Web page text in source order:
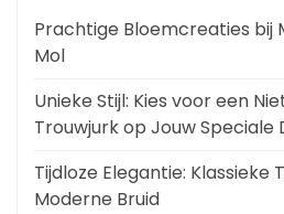
Prachtige Bloemcreaties bij
Mol
Unieke Stijl: Kies voor een
Trouwjurk op Jouw Speciale
Tijdloze Elegantie: Klassieke
Moderne Bruid